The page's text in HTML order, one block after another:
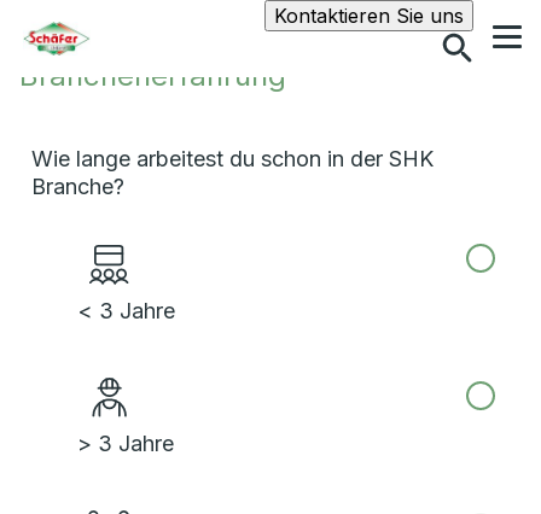
Kontaktieren Sie unsSuche
Branchenerfahrung
Wie lange arbeitest du schon in der SHK
Branche?
< 3 Jahre
> 3 Jahre